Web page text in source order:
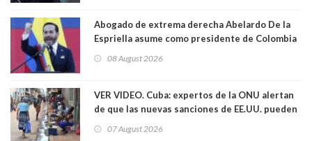
Abogado de extrema derecha Abelardo De la
Espriella asume como presidente de Colombia
08 August 2026
VER VIDEO. Cuba: expertos de la ONU alertan
de que las nuevas sanciones de EE.UU. pueden
07 August 2026